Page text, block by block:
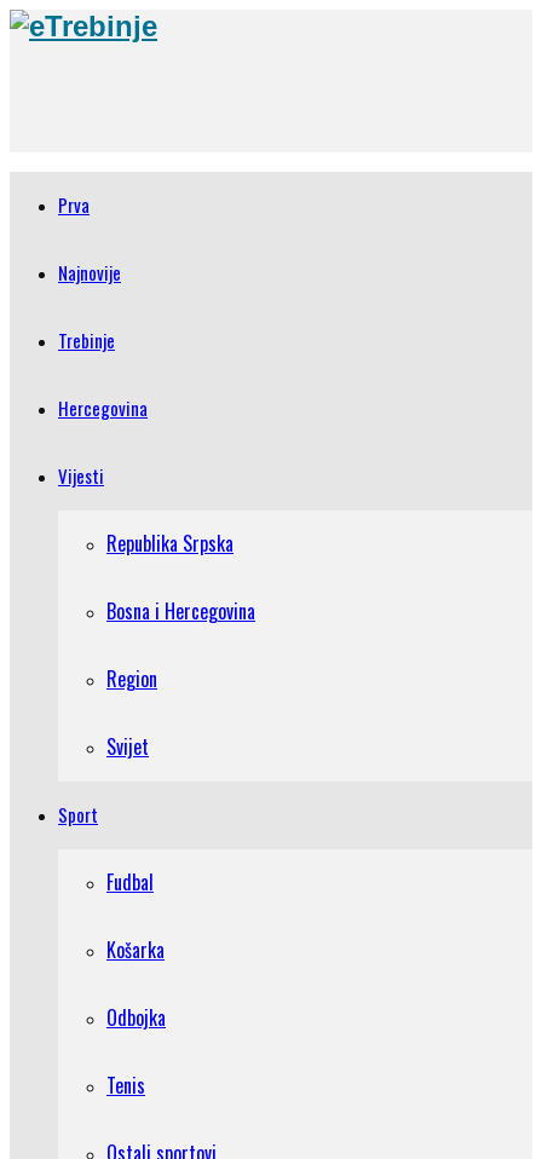
Prva
Najnovije
Trebinje
Hercegovina
Vijesti
Republika Srpska
Bosna i Hercegovina
Region
Svijet
Sport
Fudbal
Košarka
Odbojka
Tenis
Ostali sportovi